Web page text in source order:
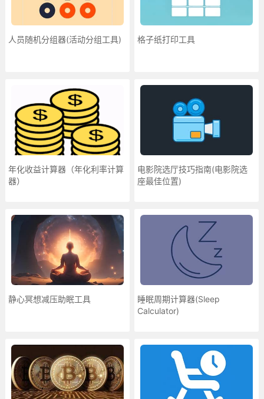
人员随机分组器(活动分组工具) 格子纸打印工具
年化收益计算器（年化利率计算
器）
电影院选厅技巧指南(电影院选
座最佳位置)
静心冥想减压助眠工具
睡眠周期计算器(Sleep
Calculator)